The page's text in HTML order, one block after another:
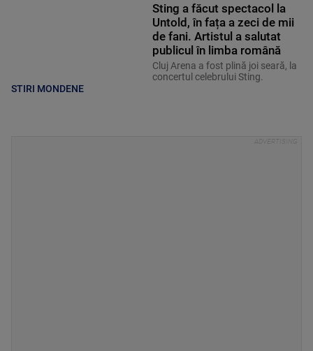
STIRI MONDENE
Sting a făcut spectacol la
Untold, în fața a zeci de mii
de fani. Artistul a salutat
publicul în limba română
Cluj Arena a fost plină joi seară, la
concertul celebrului Sting.